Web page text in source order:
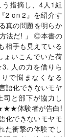
う指摘し、4人1組
2 on 2』を紹介す
真の問題を明らか
法だ! 」 ◎本書の
相手も見えている
いこんでいた荷
人の力を借りら
で悩まなくなる
語化できないモヤ
と部下が協力し
体験者が告白!
できないモヤモ
た衝撃の体験でし